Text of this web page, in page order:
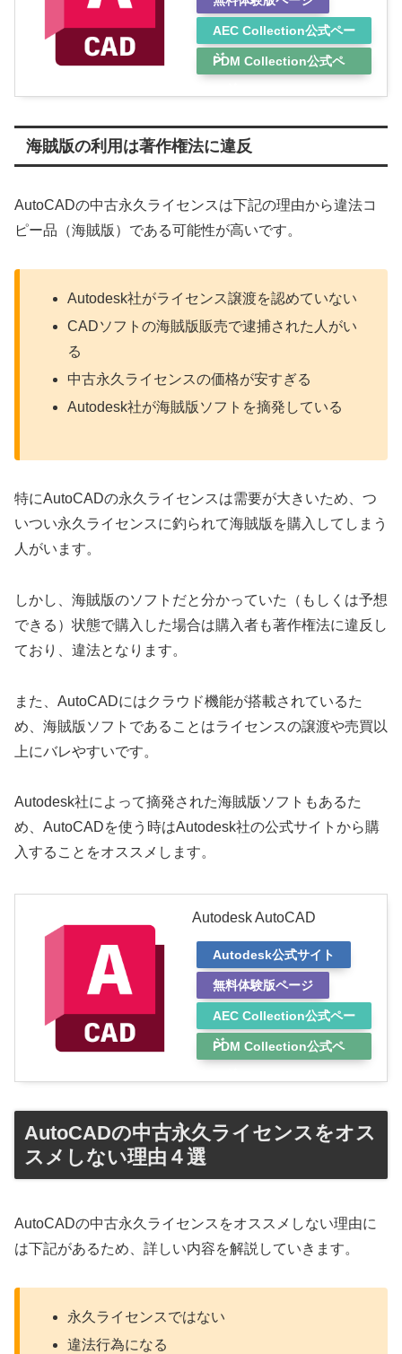
AEC Collection公式ペー
ジ
PDM Collection公式ペ
海賊版の利用は著作権法に違反
AutoCADの中古永久ライセンスは下記の理由から違法コ
ピー品（海賊版）である可能性が高いです。
Autodesk社がライセンス譲渡を認めていない
CADソフトの海賊版販売で逮捕された人がい
る
中古永久ライセンスの価格が安すぎる
Autodesk社が海賊版ソフトを摘発している
特にAutoCADの永久ライセンスは需要が大きいため、つ
いつい永久ライセンスに釣られて海賊版を購入してしまう
人がいます。
しかし、海賊版のソフトだと分かっていた（もしくは予想
できる）状態で購入した場合は購入者も著作権法に違反し
ており、違法となります。
また、AutoCADにはクラウド機能が搭載されているた
め、海賊版ソフトであることはライセンスの譲渡や売買以
上にバレやすいです。
Autodesk社によって摘発された海賊版ソフトもあるた
め、AutoCADを使う時はAutodesk社の公式サイトから購
入することをオススメします。
Autodesk AutoCAD
Autodesk公式サイト
無料体験版ページ
AEC Collection公式ペー
ジ
PDM Collection公式ペ
AutoCADの中古永久ライセンスをオス
スメしない理由４選
AutoCADの中古永久ライセンスをオススメしない理由に
は下記があるため、詳しい内容を解説していきます。
永久ライセンスではない
違法行為になる